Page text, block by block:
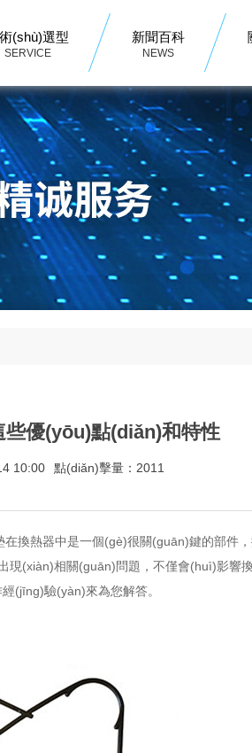
(shù)選型
SERVICE
新聞百科
NEWS
優(yōu)點(diǎn)和特性
10:00 點(diǎn)擊量：2011
換熱器中是一個(gè)很關(guān)鍵的部件
(xiàn)相關(guān)問題，不僅會(huì)影
(jīng)驗(yàn)來為您解答。